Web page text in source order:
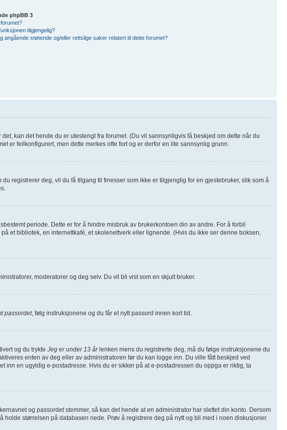
phpBB 3
tilgjengelig?
angående støtende og/eller rettslige saker relatert til dette forumet?
kan det hende du er utestengt fra forumet. (Du vil sannsynligvis få beskjed om dette når du
er feilkonfigurert, men dette merkes ofte fort og er derfor en lite sannsynlig grunn.
registrerer deg, vil du få tilgang til finesser som ikke er tilgjenglig for en gjestebruker, slik som å
periode. Dette er for å hindre misbruk av brukerkontoen din av andre. For å forbli
et bibliotek, en internettkafé, et skolenettverk eller lignende. (Hvis du ikke ser denne boksen,
moderatorer og deg selv. Du vil bli vist som en skjult bruker.
passordet, følg instruksjonene og du får et nytt passord innen kort tid.
og du trykte Jeg er under 13 årlenken mens du registrerte deg, må du følge instruksjonene du
enten av deg eller av administratoren før du kan logge inn. Du ville fått beskjed ved
en ugyldig e-postadresse. Hvis du er sikker på at e-postadressen du oppga er riktig, ta
og passordet stemmer, så kan det hende at en administrator har slettet din konto. Dersom
størrelsen på databasen nede. Prøv å registrere deg på nytt og bli med i noen diskusjoner.